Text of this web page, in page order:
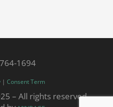
1694
| Consent Term
– All rights reserved. -